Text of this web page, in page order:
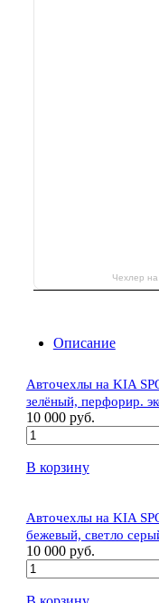
Чехлер
Описание
Авточехлы на KIA
зелёный, перфорир.
10 000 руб.
В корзину
Авточехлы на KIA
бежевый, светло
10 000 руб.